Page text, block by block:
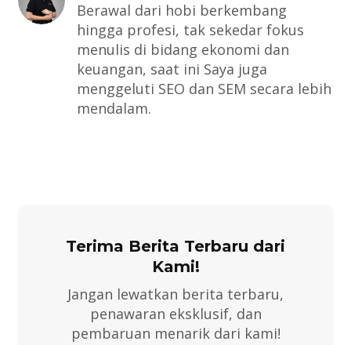
Berawal dari hobi berkembang
hingga profesi, tak sekedar fokus
menulis di bidang ekonomi dan
keuangan, saat ini Saya juga
menggeluti SEO dan SEM secara lebih
mendalam.
Terima Berita Terbaru dari
Kami!
Jangan lewatkan berita terbaru,
penawaran eksklusif, dan
pembaruan menarik dari kami!